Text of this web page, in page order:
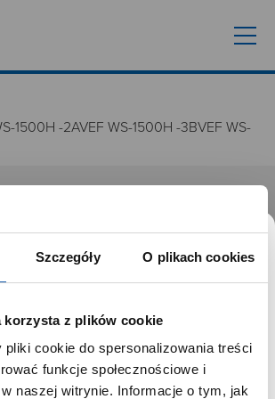
Szczegóły O plikach cookies
korzysta z plików cookie
cookie do spersonalizowania treści
funkcje społecznościowe i
naszej witrynie. Informacje o tym, jak
1500H -2AVEF WS-1500H -3BVEF WS-
Grupy Zibi
UŻYTKOWNIKU,
UŻYTKOWNICZKO